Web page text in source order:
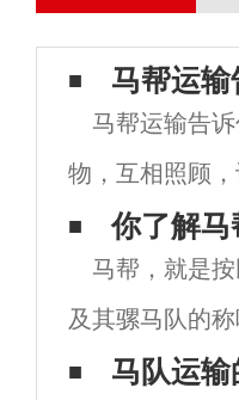
马帮运
马帮运输告
物，互相照顾
生活在马厩里
般在马场养其
可以当马的同
层
你了解马
马帮，就是
及其骡马队的
方式，它也是
马队运输